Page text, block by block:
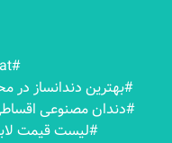
#dandanmahallat
#بهترين دندانساز در
#دندان مصنوعی
#لیست قیمت